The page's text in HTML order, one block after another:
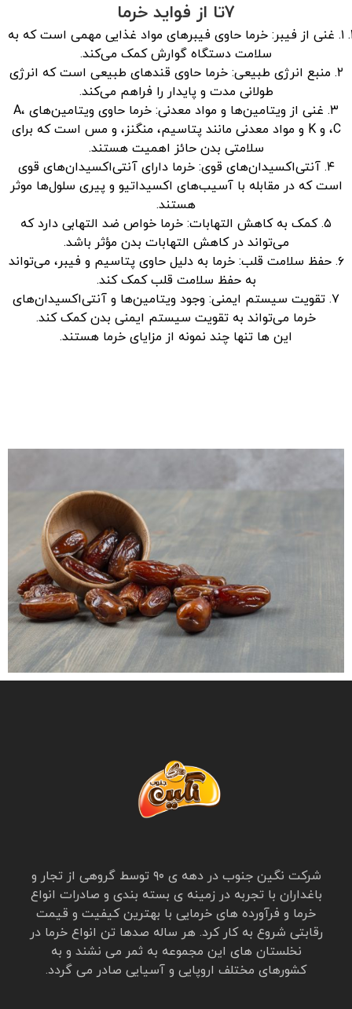
۷تا از فواید خرما
۱. غنی از فیبر: خرما حاوی فیبرهای مواد غذایی مهمی است که به
سلامت دستگاه گوارش کمک می‌کند.
۲. منبع انرژی طبیعی: خرما حاوی قندهای طبیعی است که انرژی
طولانی مدت و پایدار را فراهم می‌کند.
۳. غنی از ویتامین‌ها و مواد معدنی: خرما حاوی ویتامین‌های A،
C، و K و مواد معدنی مانند پتاسیم، منگنز، و مس است که برای
سلامتی بدن حائز اهمیت هستند.
۴. آنتی‌اکسیدان‌های قوی: خرما دارای آنتی‌اکسیدان‌های قوی
است که در مقابله با آسیب‌های اکسیداتیو و پیری سلول‌ها موثر
هستند.
۵. کمک به کاهش التهابات: خرما خواص ضد التهابی دارد که
می‌تواند در کاهش التهابات بدن مؤثر باشد.
۶. حفظ سلامت قلب: خرما به دلیل حاوی پتاسیم و فیبر، می‌تواند
به حفظ سلامت قلب کمک کند.
۷. تقویت سیستم ایمنی: وجود ویتامین‌ها و آنتی‌اکسیدان‌های
خرما می‌تواند به تقویت سیستم ایمنی بدن کمک کند.
این ها تنها چند نمونه از مزایای خرما هستند.
شرکت نگین جنوب در دهه ی ۹۰ توسط گروهی از تجار و
باغداران با تجربه در زمینه ی بسته بندی و صادرات انواع
خرما و فرآورده های خرمایی با بهترین کیفیت و قیمت
رقابتی شروع به کار کرد. هر ساله صدها تن انواع خرما در
نخلستان های این مجموعه به ثمر می نشند و به
کشورهای مختلف اروپایی و آسیایی صادر می گردد.